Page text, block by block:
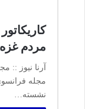
مردم غزه
آرنا نیوز ::
مجله
نشسته…